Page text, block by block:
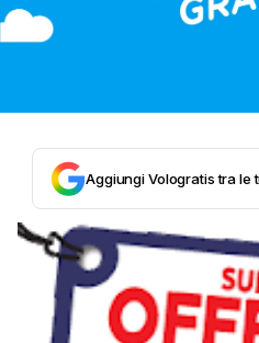
Aggiungi Vologratis tra le